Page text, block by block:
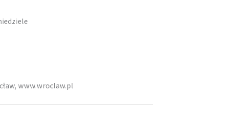
www.wroclaw.pl